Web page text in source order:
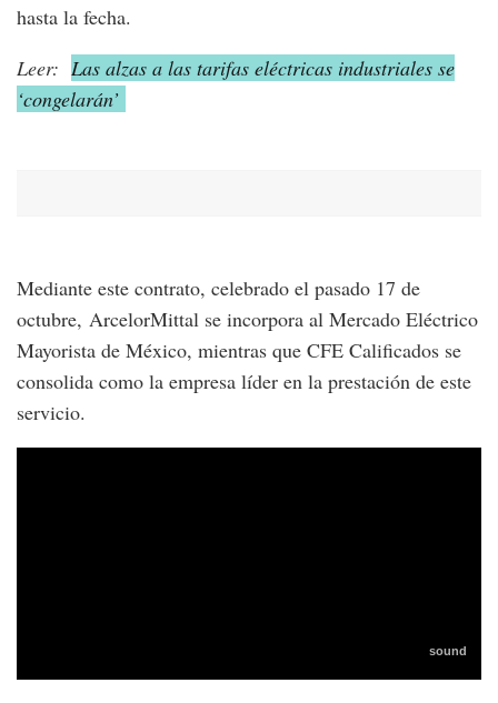
hasta la fecha.
Leer: Las alzas a las tarifas eléctricas industriales se
‘congelarán’
Mediante este contrato, celebrado el pasado 17 de
octubre, ArcelorMittal se incorpora al Mercado Eléctrico
Mayorista de México, mientras que CFE Calificados se
consolida como la empresa líder en la prestación de este
servicio.